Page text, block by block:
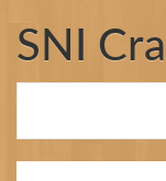
SNI